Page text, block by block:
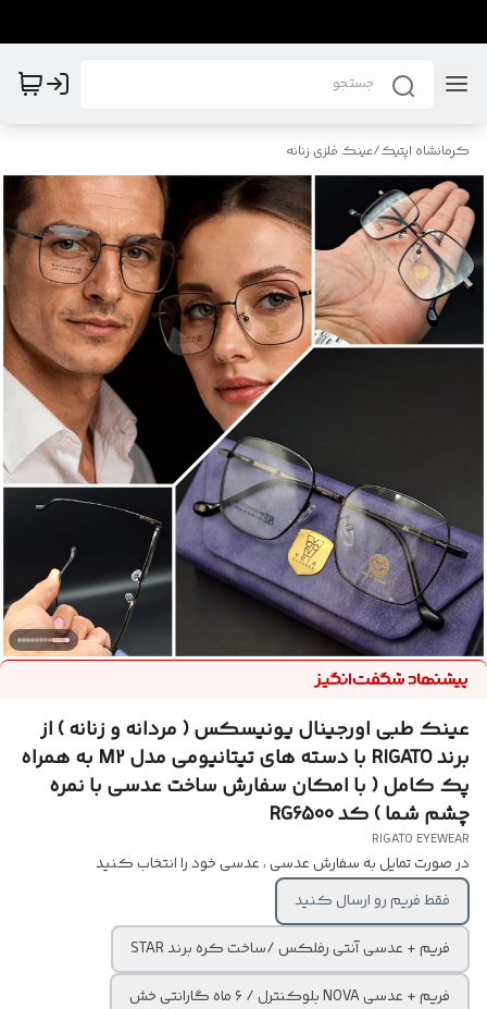
کرمانشاه اپتیک/عینک فلزی زنانه
عینک طبی اورجینال یونیسکس ( مردانه و زنانه ) از
برند RIGATO با دسته های تیتانیومی مدل M2 به همراه
پک کامل ( با امکان سفارش ساخت عدسی با نمره
چشم شما ) کد RG6500
RIGATO EYEWEAR
در صورت تمایل به سفارش عدسی ، عدسی خود را انتخاب کنید
فقط فریم رو ارسال کنید
فریم + عدسی آنتی رفلکس /ساخت کره برند STAR
فریم + عدسی NOVA بلوکنترل / ۶ ماه گارانتی خش